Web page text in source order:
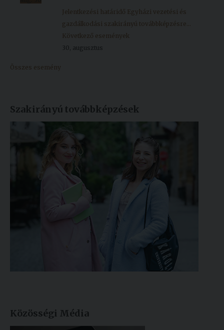
Jelentkezési határidő Egyházi vezetési és
gazdálkodási szakirányú továbbképzésre...
Következő események
30, augusztus
Összes esemény
Szakirányú továbbképzések
Közösségi Média